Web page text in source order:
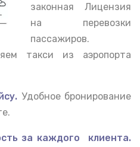
законная Лицензия
на перевозки
пассажиров.
такси из аэропорта
Удобное бронирование
за каждого клиента.